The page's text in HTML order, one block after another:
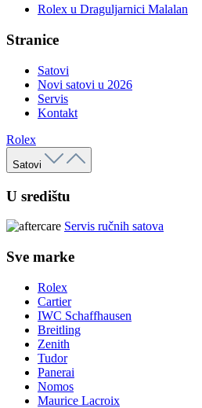
Rolex u Draguljarnici Malalan
Stranice
Satovi
Novi satovi u 2026
Servis
Kontakt
Rolex
Satovi
U središtu
Servis ručnih satova
Sve marke
Rolex
Cartier
IWC Schaffhausen
Breitling
Zenith
Tudor
Panerai
Nomos
Maurice Lacroix